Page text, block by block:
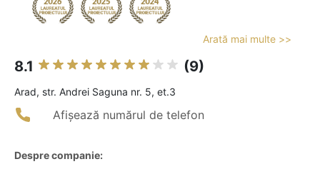
Arată mai multe >>
8.1 (9)
Arad, str. Andrei Saguna nr. 5, et.3
Afișează numărul de telefon
Despre companie: